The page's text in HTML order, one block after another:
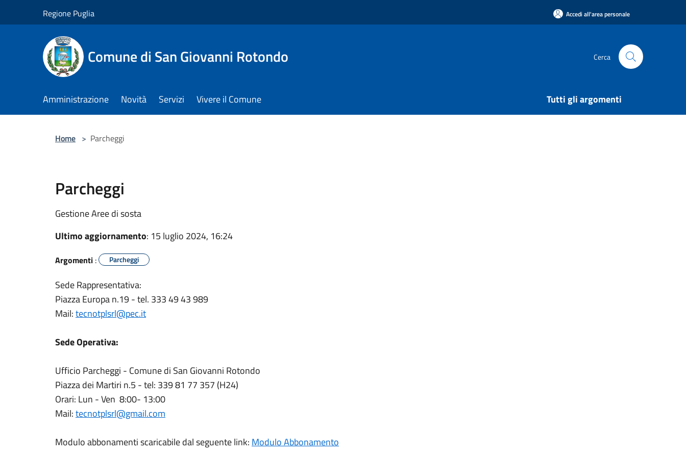
Regione Puglia Accedi all'area personale
Comune di San Giovanni Rotondo Cerca
Amministrazione Novità Servizi Vivere il Comune Tutti gli argomenti
Home > Parcheggi
Parcheggi
Gestione Aree di sosta
Ultimo aggiornamento: 15 luglio 2024, 16:24
Argomenti : Parcheggi
Sede Rappresentativa:
Piazza Europa n.19 - tel. 333 49 43 989
Mail:tecnotplsrl@pec.it
Sede Operativa:
Ufficio Parcheggi - Comune di San Giovanni Rotondo
Piazza dei Martiri n.5 - tel: 339 81 77 357 (H24)
Orari: Lun - Ven 8:00- 13:00
Mail:tecnotplsrl@gmail.com
Modulo abbonamenti scaricabile dal seguente link: Modulo Abbonamento